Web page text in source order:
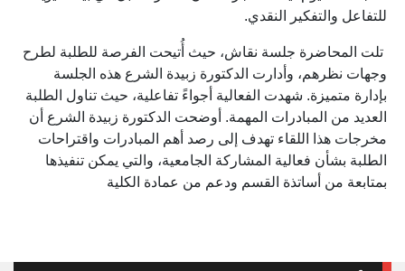
للتفاعل والتفكير النقدي.
تلت المحاضرة جلسة نقاش، حيث أُتيحت الفرصة للطلبة لطرح
وجهات نظرهم، وأدارت الدكتورة زبيدة الشرع هذه الجلسة
بإدارة متميزة. شهدت الفعالية أجواءً تفاعلية، حيث تناول الطلبة
العديد من المبادرات المهمة. أوضحت الدكتورة زبيدة الشرع أن
مخرجات هذا اللقاء تهدف إلى رصد أهم المبادرات واقتراحات
الطلبة بشأن فعالية المشاركة الجامعية، والتي يمكن تنفيذها
بمتابعة من أساتذة القسم ودعم من عمادة الكلية